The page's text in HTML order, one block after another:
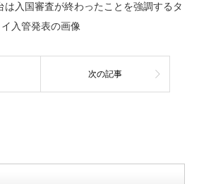
入国審査が終わったことを強調するタ
イ入管発表の画像
次の記事